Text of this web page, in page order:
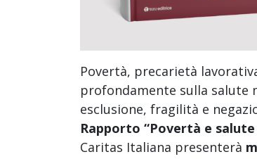
Povertà, precarietà
profondamente sulla salute
esclusione, fragilità e
Rapporto “Povertà e
Caritas Italiana presenterà